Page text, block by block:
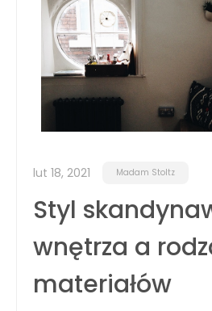
lut 18, 2021 Madam Stoltz
Styl
wnętrza a
materiałów